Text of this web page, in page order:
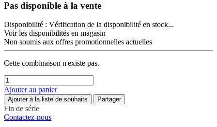
Pas disponible à la vente
Disponibilité : Vérification de la disponibilité en stock...
Voir les disponibilités en magasin
Non soumis aux offres promotionnelles actuelles
Cette combinaison n'existe pas.
Ajouter au panier
Ajouter à la liste de souhaits Partager
Fin de série
Contactez-nous